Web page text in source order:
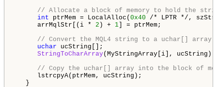
// Allocate a block of memory to hold the
int ptrMem = LocalAlloc(0x40 /* LPTR */,
arrMqlStr[(i * 2 ) + 1] = ptrMem;
// Convert the MQL4 string to a uchar[] array
uchar ucString[];
StringToCharArray(MyStringArray[i], ucString);
// Copy the uchar[] array into the block of
lstrcpyA(ptrMem, ucString);
}